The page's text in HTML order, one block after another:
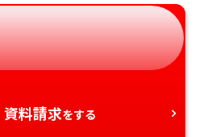
岐阜県
静岡県
愛知県
奈良県
和歌山県
山口県
徳島県
香川県
熊本県
大分県
宮崎県
資料請求をする